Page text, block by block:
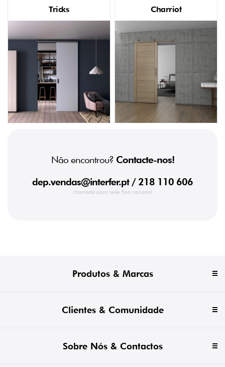
Tricks Charriot
Não encontrou? Contacte-nos!
dep.vendas@interfer.pt/ 218 110 606
chamada para rede fixa nacional
Produtos & Marcas
Clientes & Comunidade
Sobre Nós & Contactos